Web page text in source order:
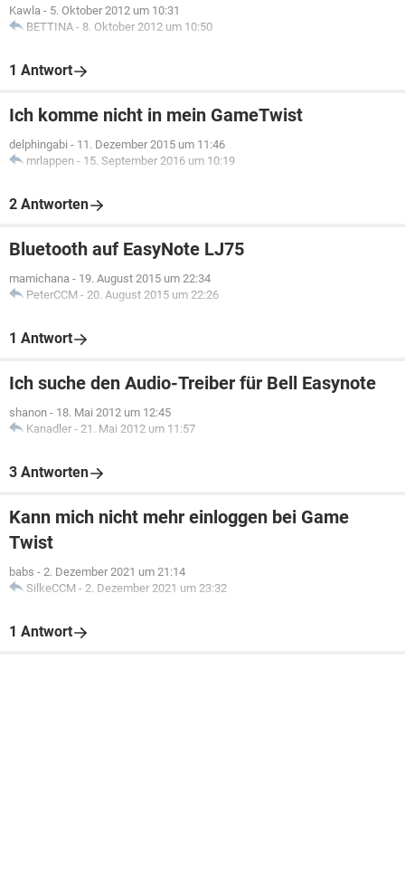
Kawla - 5. Oktober 2012 um 10:31
BETTINA - 8. Oktober 2012 um 10:50
1 Antwort
Ich komme nicht in mein GameTwist
delphingabi - 11. Dezember 2015 um 11:46
mrlappen - 15. September 2016 um 10:19
2 Antworten
Bluetooth auf EasyNote LJ75
mamichana - 19. August 2015 um 22:34
PeterCCM - 20. August 2015 um 22:26
1 Antwort
Ich suche den Audio-Treiber für Bell Easynote
shanon - 18. Mai 2012 um 12:45
Kanadler - 21. Mai 2012 um 11:57
3 Antworten
Kann mich nicht mehr einloggen bei Game
Twist
babs - 2. Dezember 2021 um 21:14
SilkeCCM - 2. Dezember 2021 um 23:32
1 Antwort